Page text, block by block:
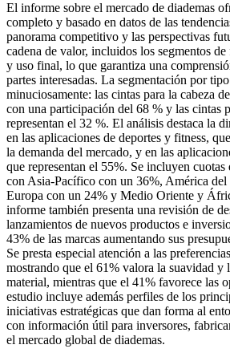
El informe sobre el mercado de diademas
completo y basado en datos de las
panorama competitivo y las perspectivas
cadena de valor, incluidos los segmentos
y uso final, lo que garantiza una
partes interesadas. La segmentación por
minuciosamente: las cintas para la cabeza
con una participación del 68 % y las cintas
representan el 32 %. El análisis destaca la
en las aplicaciones de deportes y fitness,
la demanda del mercado, y en las
que representan el 55%. Se incluyen cuotas
con Asia-Pacífico con un 36%, América
Europa con un 24% y Medio Oriente y
informe también presenta una revisión de
lanzamientos de nuevos productos e
43% de las marcas aumentando sus
Se presta especial atención a las
mostrando que el 61% valora la suavidad y
material, mientras que el 41% favorece las
estudio incluye además perfiles de los
iniciativas estratégicas que dan forma al
con información útil para inversores,
el mercado global de diademas.